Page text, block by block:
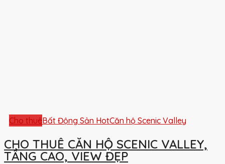
Cho thuêBất Động Sản HotCăn hộ Scenic Valley
CHO THUÊ CĂN HỘ SCENIC VALLEY,
TẦNG CAO, VIEW ĐẸP